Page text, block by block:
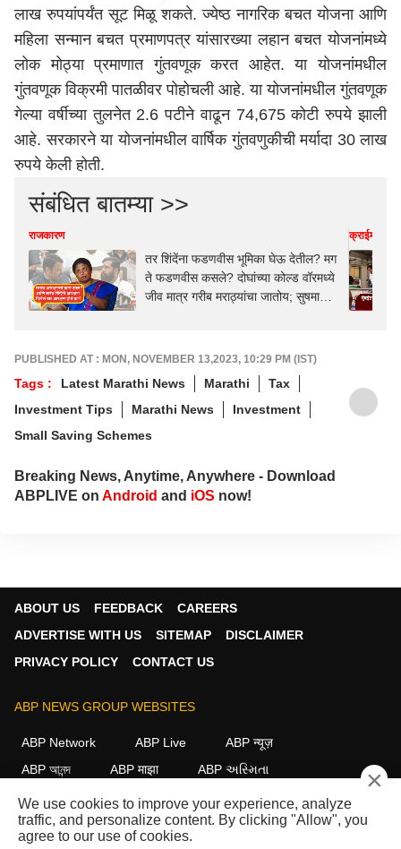
लाख रुपयांपर्यंत सूट मिळू शकते. ज्येष्ठ नागरिक बचत योजना आणि
महिला सन्मान बचत प्रमाणपत्र यांसारख्या लहान बचत योजनांमध्ये
लोक मोठ्या प्रमाणात गुंतवणूक करत आहेत. या योजनांमधील
गुंतवणूक विक्रमी पातळीवर पोहोचली आहे. या योजनांमधील गुंतवणूक
गेल्या वर्षीच्या तुलनेत 2.6 पटीने वाढून 74,675 कोटी रुपये झाली
आहे. सरकारने या योजनांमधील वार्षिक गुंतवणुकीची मर्यादा 30 लाख
रुपये केली होती.
संबंधित बातम्या >>
राजकारण
तर शिंदेंना फडणवीस भूमिका घेऊ देतील? मग
ते फडणवीस कसले? दोघांच्या कोल्ड वॉरमध्ये
जीव मात्र गरीब मराठ्यांचा जातोय; सुषमा
क्राईम
PUBLISHED AT : MON, NOVEMBER 13,2023, 10:29 PM (IST)
Tags : Latest Marathi News Marathi
Tax
Investment Tips
Marathi News
Investment
Small Saving Schemes
Breaking News, Anytime, Anywhere - Download
ABPLIVE on Android and iOS now!
ABOUT US FEEDBACK
CAREERS
ADVERTISE WITH US
SITEMAP
DISCLAIMER
PRIVACY POLICY
CONTACT US
ABP NEWS GROUP WEBSITES
ABP Network ABP Live
ABP न्यूज़
ABP আনন্দ
ABP माझा
ABP અસ્મિતા
ABP Ganga
ABP ਸਾਂਝਾ ABP நாடு ABP దేశం
FOLLOW US
×
We use cookies to improve your experience, analyze
traffic, and personalize content. By clicking "Allow", you
agree to our use of cookies.